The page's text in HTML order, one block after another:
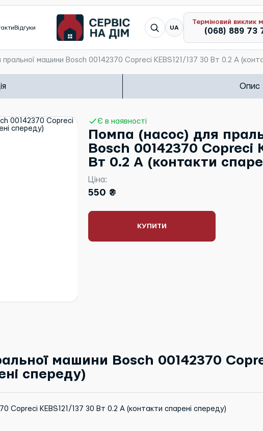
Відгуки Я шукаю...
UA
Терміновий виклик
(068) 889 73
пральної машини Bosch 00142370 Copreci KEBS121/137 30 Вт 0.2 A
Опис
Є в наявності
Помпа (насос) для
Bosch 00142370 Copreci
Вт 0.2 A (контакти
Ціна:
550 ₴
КУПИТИ
машини Bosch 00142370
спереду)
Copreci KEBS121/137 30 Вт 0.2 A (контакти спарені спереду)